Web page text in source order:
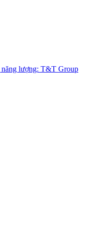
năng lượng: T&T Group